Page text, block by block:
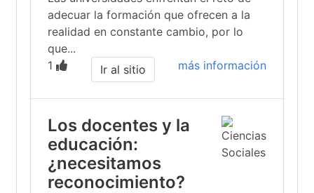
adecuar la formación que ofrecen a la
realidad en constante cambio, por lo
que...
1
más información
Ir al sitio
Los docentes y la
educación:
¿necesitamos
reconocimiento?